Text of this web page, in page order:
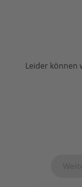
Leider können